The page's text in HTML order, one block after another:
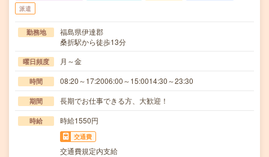
派遣
勤務地
福島県伊達郡
桑折駅から徒歩13分
曜日頻度 月～金
時間 08:20～17:2006:00～15:0014:30～23:30
期間 長期でお仕事できる方、大歓迎！
時給 時給1550円
交通費
交通費規定内支給